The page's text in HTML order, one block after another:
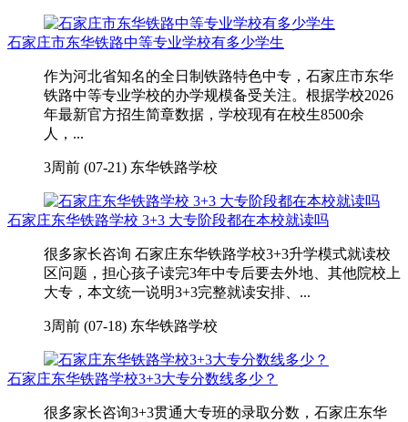
石家庄市东华铁路中等专业学校有多少学生
作为河北省知名的全日制铁路特色中专，石家庄市东华
铁路中等专业学校的办学规模备受关注。根据学校2026
年最新官方招生简章数据，学校现有在校生8500余
人，...
3周前 (07-21) 东华铁路学校
石家庄东华铁路学校 3+3 大专阶段都在本校就读吗
很多家长咨询 石家庄东华铁路学校3+3升学模式就读校
区问题，担心孩子读完3年中专后要去外地、其他院校上
大专，本文统一说明3+3完整就读安排、...
3周前 (07-18) 东华铁路学校
石家庄东华铁路学校3+3大专分数线多少？
很多家长咨询3+3贯通大专班的录取分数，石家庄东华